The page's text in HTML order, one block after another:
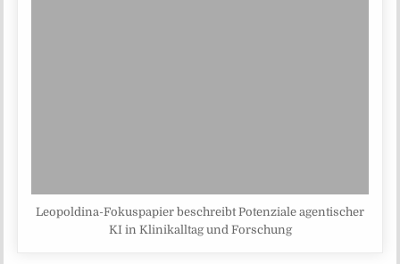
Leopoldina-Fokuspapier beschreibt Potenziale agentischer
KI in Klinikalltag und Forschung